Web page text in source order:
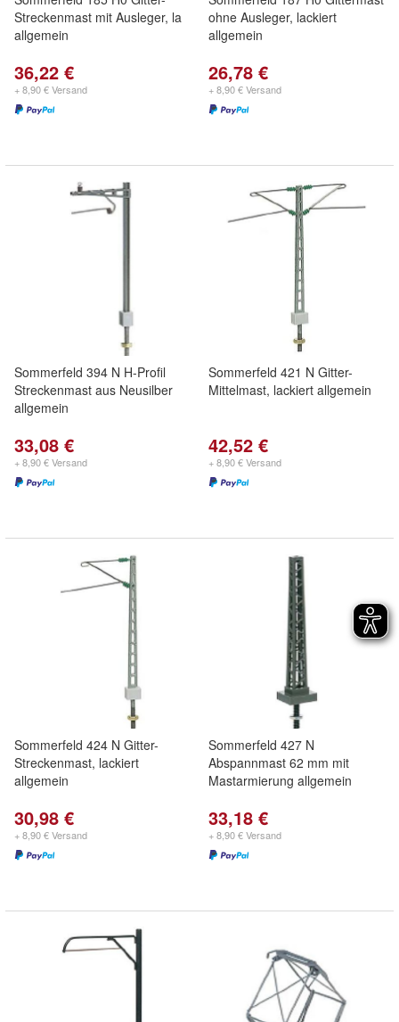
Streckenmast mit Ausleger, la
allgemein
36,22 €
+ 8,90 € Versand
ohne Ausleger, lackiert
allgemein
26,78 €
+ 8,90 € Versand
Sommerfeld 394 N H-Profil
Streckenmast aus Neusilber
allgemein
33,08 €
+ 8,90 € Versand
Sommerfeld 421 N Gitter-
Mittelmast, lackiert allgemein
42,52 €
+ 8,90 € Versand
Sommerfeld 424 N Gitter-
Streckenmast, lackiert
allgemein
30,98 €
+ 8,90 € Versand
Sommerfeld 427 N
Abspannmast 62 mm mit
Mastarmierung allgemein
33,18 €
+ 8,90 € Versand